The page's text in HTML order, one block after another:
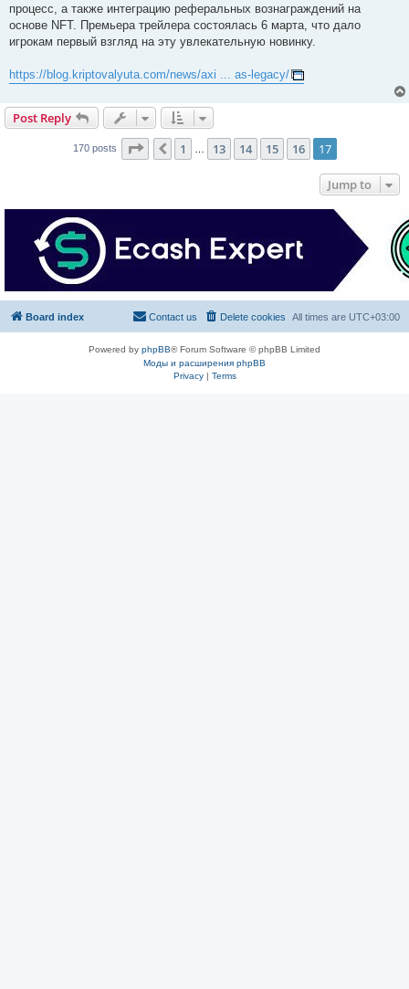
процесс, а также интеграцию реферальных вознаграждений на
основе NFT. Премьера трейлера состоялась 6 марта, что дало
игрокам первый взгляд на эту увлекательную новинку.
https://blog.kriptovalyuta.com/news/axi ... as-legacy/
Post Reply
170 posts Page 17 of 17
Previous
1 13 14 15 16 17
Jump to
Board index All times are UTC+03:00
Delete cookies
Contact us
Powered by phpBB® Forum Software © phpBB Limited
Моды и расширения phpBB
Privacy| Terms